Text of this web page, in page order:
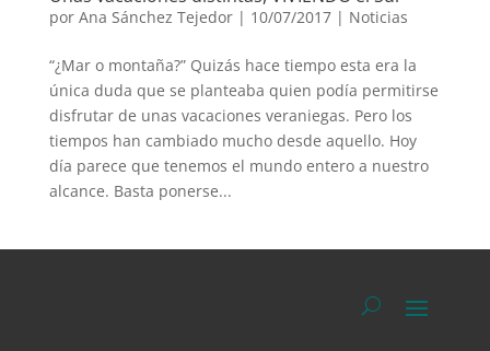
por Ana Sánchez Tejedor| 10/07/2017 | Noticias
“¿Mar o montaña?” Quizás hace tiempo esta era la
única duda que se planteaba quien podía permitirse
disfrutar de unas vacaciones veraniegas. Pero los
tiempos han cambiado mucho desde aquello. Hoy
día parece que tenemos el mundo entero a nuestro
alcance. Basta ponerse...